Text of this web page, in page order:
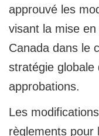
approuvé les
visant la mise
Canada dans le
stratégie globale
approbations.
Les
règlements pour